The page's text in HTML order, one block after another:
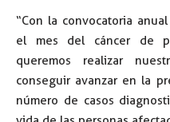
“Con la convocatoria
el mes del cáncer de
queremos realizar
conseguir avanzar en la
número de casos